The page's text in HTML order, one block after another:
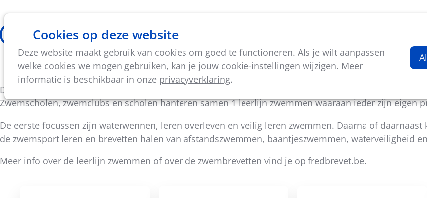
Cookies op deze website
Deze website maakt gebruik van cookies om goed te functioneren. Als je wilt aanpassen
welke cookies we mogen gebruiken, kan je jouw cookie-instellingen wijzigen. Meer
informatie is beschikbaar in onze privacyverklaring.
Thema's Vorming & activiteiten
Onze zwembrevetten
De zwembrevetten van Fred Brevet zijn voor lesgevers eenvoudige en onderbouwde tools voor een
Zwemscholen, zwemclubs en scholen hanteren samen 1 leerlijn zwemmen waaraan ieder zijn eigen
De eerste focussen zijn waterwennen, leren overleven en veilig leren zwemmen. Daarna of
de zwemsport leren en brevetten halen van afstandszwemmen, baantjeszwemmen, waterveiligheid
Meer info over de leerlijn zwemmen of over de zwembrevetten vind je op fredbrevet.be.